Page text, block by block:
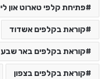
פתיחת קלפי טארוט און
קוראת בקלפים אשדוד
קוראת בקלפים באר שבע
קוראת בקלפים בצפון